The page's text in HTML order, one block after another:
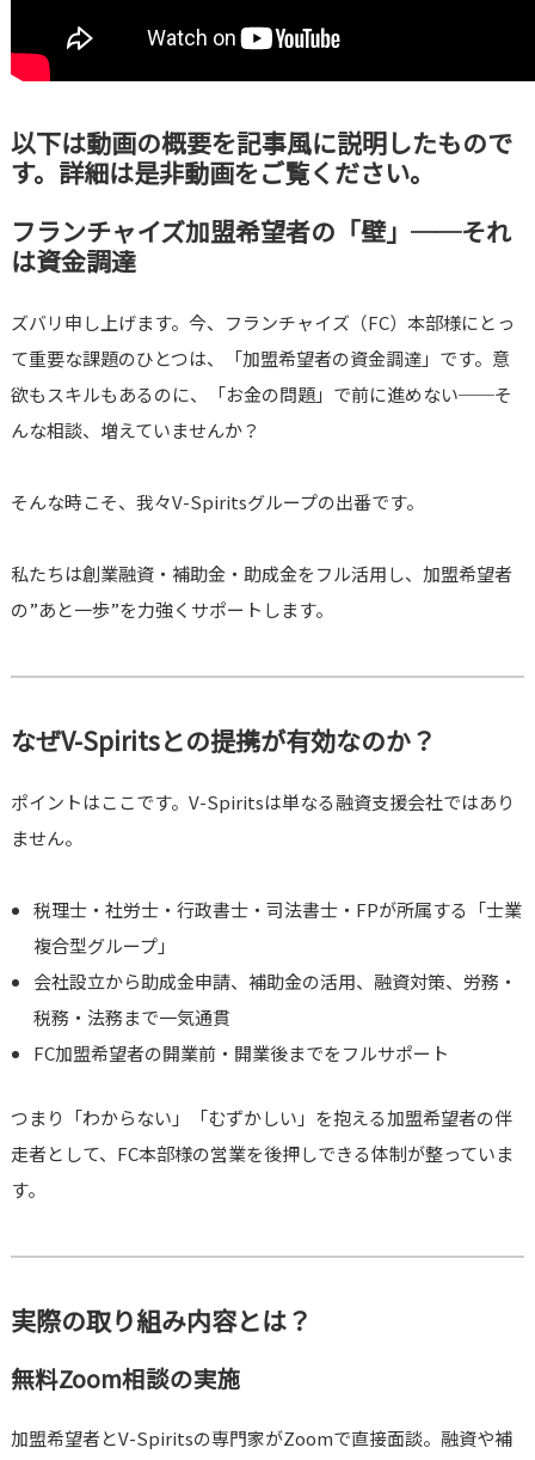
以下は動画の概要を記事風に説明したもので
す。詳細は是非動画をご覧ください。
フランチャイズ加盟希望者の「壁」──それ
は資金調達
ズバリ申し上げます。今、フランチャイズ（FC）本部様にとっ
て重要な課題のひとつは、「加盟希望者の資金調達」です。意
欲もスキルもあるのに、「お金の問題」で前に進めない──そ
んな相談、増えていませんか？
そんな時こそ、我々V-Spiritsグループの出番です。
私たちは創業融資・補助金・助成金をフル活用し、加盟希望者
の”あと一歩”を力強くサポートします。
なぜV-Spiritsとの提携が有効なのか？
ポイントはここです。V-Spiritsは単なる融資支援会社ではあり
ません。
税理士・社労士・行政書士・司法書士・FPが所属する「士業
複合型グループ」
会社設立から助成金申請、補助金の活用、融資対策、労務・
税務・法務まで一気通貫
FC加盟希望者の開業前・開業後までをフルサポート
つまり「わからない」「むずかしい」を抱える加盟希望者の伴
走者として、FC本部様の営業を後押しできる体制が整っていま
す。
実際の取り組み内容とは？
無料Zoom相談の実施
加盟希望者とV-Spiritsの専門家がZoomで直接面談。融資や補